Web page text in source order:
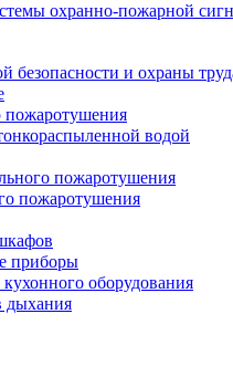
охранно-пожарной
безопасности и охраны
пожаротушения
водой
пожаротушения
пожаротушения
приборы
оборудования
дыхания